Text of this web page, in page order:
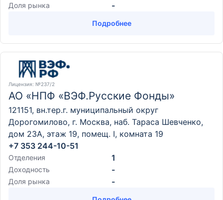
Доля рынка -
Подробнее
Лицензия: №237/2
АО «НПФ «ВЭФ.Русские Фонды»
121151, вн.тер.г. муниципальный округ
Дорогомилово, г. Москва, наб. Тараса Шевченко,
дом 23А, этаж 19, помещ. I, комната 19
+7 353 244-10-51
Отделения 1
Доходность -
Доля рынка -